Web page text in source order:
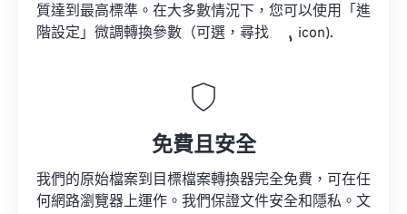
質達到最高標準。在大多數情況下，您可以使用「進
階設定」微調轉換參數（可選，尋找
icon).
免費且安全
我們的原始檔案到目標檔案轉換器完全免費，可在任
何網路瀏覽器上運作。我們保證文件安全和隱私。文